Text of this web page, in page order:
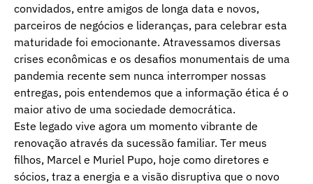
convidados, entre amigos de longa data e novos,
parceiros de negócios e lideranças, para celebrar esta
maturidade foi emocionante. Atravessamos diversas
crises econômicas e os desafios monumentais de uma
pandemia recente sem nunca interromper nossas
entregas, pois entendemos que a informação ética é o
maior ativo de uma sociedade democrática.
Este legado vive agora um momento vibrante de
renovação através da sucessão familiar. Ter meus
filhos, Marcel e Muriel Pupo, hoje como diretores e
sócios, traz a energia e a visão disruptiva que o novo